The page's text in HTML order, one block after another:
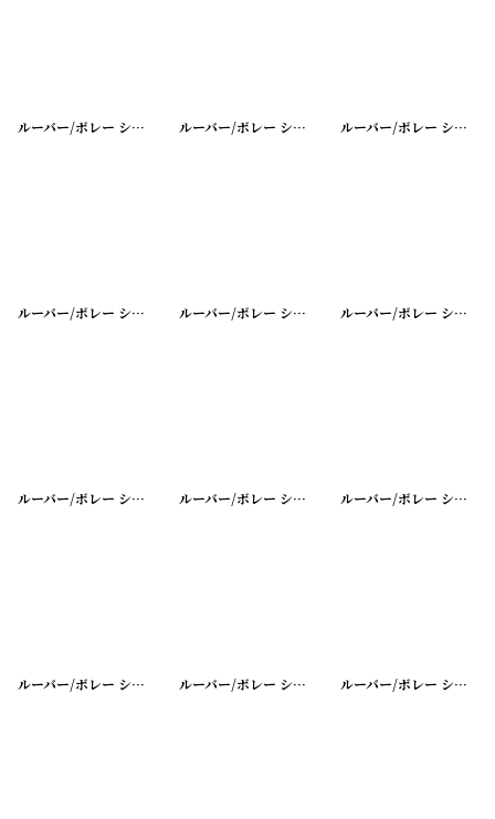
ルーバー/ボレー シャッター シングル [20200401-22 ]
ルーバー/ボレー シャッター シングル [20200401-21
ルーバー/ボレー シャッター シングル
ルーバー/ボレー シャッター シングル [20200401-19
ルーバー/ボレー シャッター シングル [20200401-18
ルーバー/ボレー シャッター シングル
ルーバー/ボレー シャッター シングル [20200401-16
ルーバー/ボレー シャッター シングル [20200401-15
ルーバー/ボレー シャッター シングル
ルーバー/ボレー シャッター シングル [20200401-13
ルーバー/ボレー シャッター シングル [20200401-12
ルーバー/ボレー シャッター